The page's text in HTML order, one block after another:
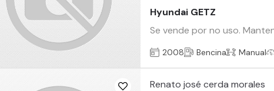
Hyundai GETZ
Se vende por no uso.
2008 Bencina Manual
Renato josé cerda morales